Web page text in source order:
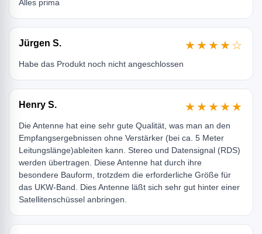
Alles prima
Jürgen S. ★★★★☆
Habe das Produkt noch nicht angeschlossen
Henry S. ★★★★★
Die Antenne hat eine sehr gute Qualität, was man an den
Empfangsergebnissen ohne Verstärker (bei ca. 5 Meter
Leitungslänge)ableiten kann. Stereo und Datensignal (RDS)
werden übertragen. Diese Antenne hat durch ihre
besondere Bauform, trotzdem die erforderliche Größe für
das UKW-Band. Dies Antenne läßt sich sehr gut hinter einer
Satellitenschüssel anbringen.